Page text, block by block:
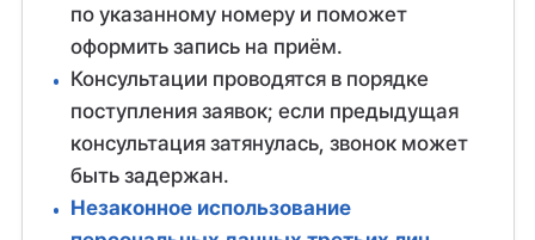
по указанному номеру и поможет
оформить запись на приём.
Консультации проводятся в порядке
поступления заявок; если предыдущая
консультация затянулась, звонок может
быть задержан.
Незаконное использование